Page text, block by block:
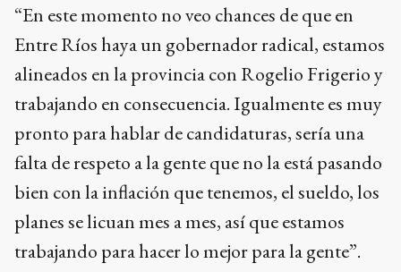
“En este momento no veo chances de que en
Entre Ríos haya un gobernador radical, estamos
alineados en la provincia con Rogelio Frigerio y
trabajando en consecuencia. Igualmente es muy
pronto para hablar de candidaturas, sería una
falta de respeto a la gente que no la está pasando
bien con la inflación que tenemos, el sueldo, los
planes se licuan mes a mes, así que estamos
trabajando para hacer lo mejor para la gente”.